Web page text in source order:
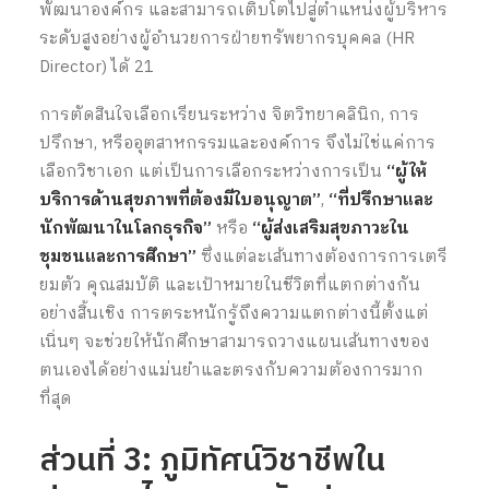
พัฒนาองค์กร และสามารถเติบโตไปสู่ตำแหน่งผู้บริหาร
ระดับสูงอย่างผู้อำนวยการฝ่ายทรัพยากรบุคคล (HR
Director) ได้ 21
การตัดสินใจเลือกเรียนระหว่าง จิตวิทยาคลินิก, การ
ปรึกษา, หรืออุตสาหกรรมและองค์การ จึงไม่ใช่แค่การ
เลือกวิชาเอก แต่เป็นการเลือกระหว่างการเป็น “ผู้ให้
บริการด้านสุขภาพที่ต้องมีใบอนุญาต”, “ที่ปรึกษาและ
นักพัฒนาในโลกธุรกิจ” หรือ “ผู้ส่งเสริมสุขภาวะใน
ชุมชนและการศึกษา” ซึ่งแต่ละเส้นทางต้องการการเตรี
ยมตัว คุณสมบัติ และเป้าหมายในชีวิตที่แตกต่างกัน
อย่างสิ้นเชิง การตระหนักรู้ถึงความแตกต่างนี้ตั้งแต่
เนิ่นๆ จะช่วยให้นักศึกษาสามารถวางแผนเส้นทางของ
ตนเองได้อย่างแม่นยำและตรงกับความต้องการมาก
ที่สุด
ส่วนที่ 3: ภูมิทัศน์วิชาชีพใน